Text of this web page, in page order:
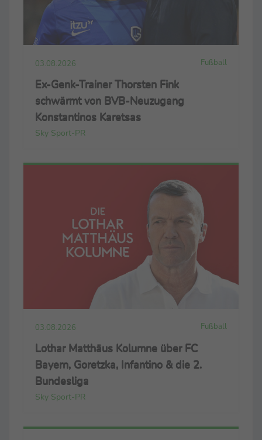
03.08.2026 Fußball
Ex-Genk-Trainer Thorsten Fink
schwärmt von BVB-Neuzugang
Konstantinos Karetsas
Sky Sport-PR
03.08.2026 Fußball
Lothar Matthäus Kolumne über FC
Bayern, Goretzka, Infantino & die 2.
Bundesliga
Sky Sport-PR